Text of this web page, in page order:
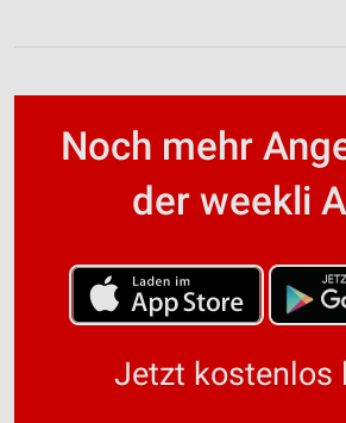
Noch mehr
der weekli
Jetzt kostenlos